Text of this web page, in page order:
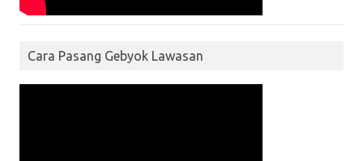
Cara Pasang Gebyok Lawasan